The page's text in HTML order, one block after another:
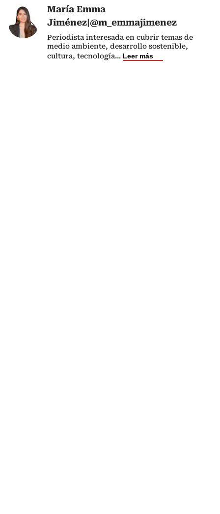
María Emma
Jiménez|@m_emmajimenez
Periodista interesada en cubrir temas de
medio ambiente, desarrollo sostenible,
cultura, tecnología... Leer más